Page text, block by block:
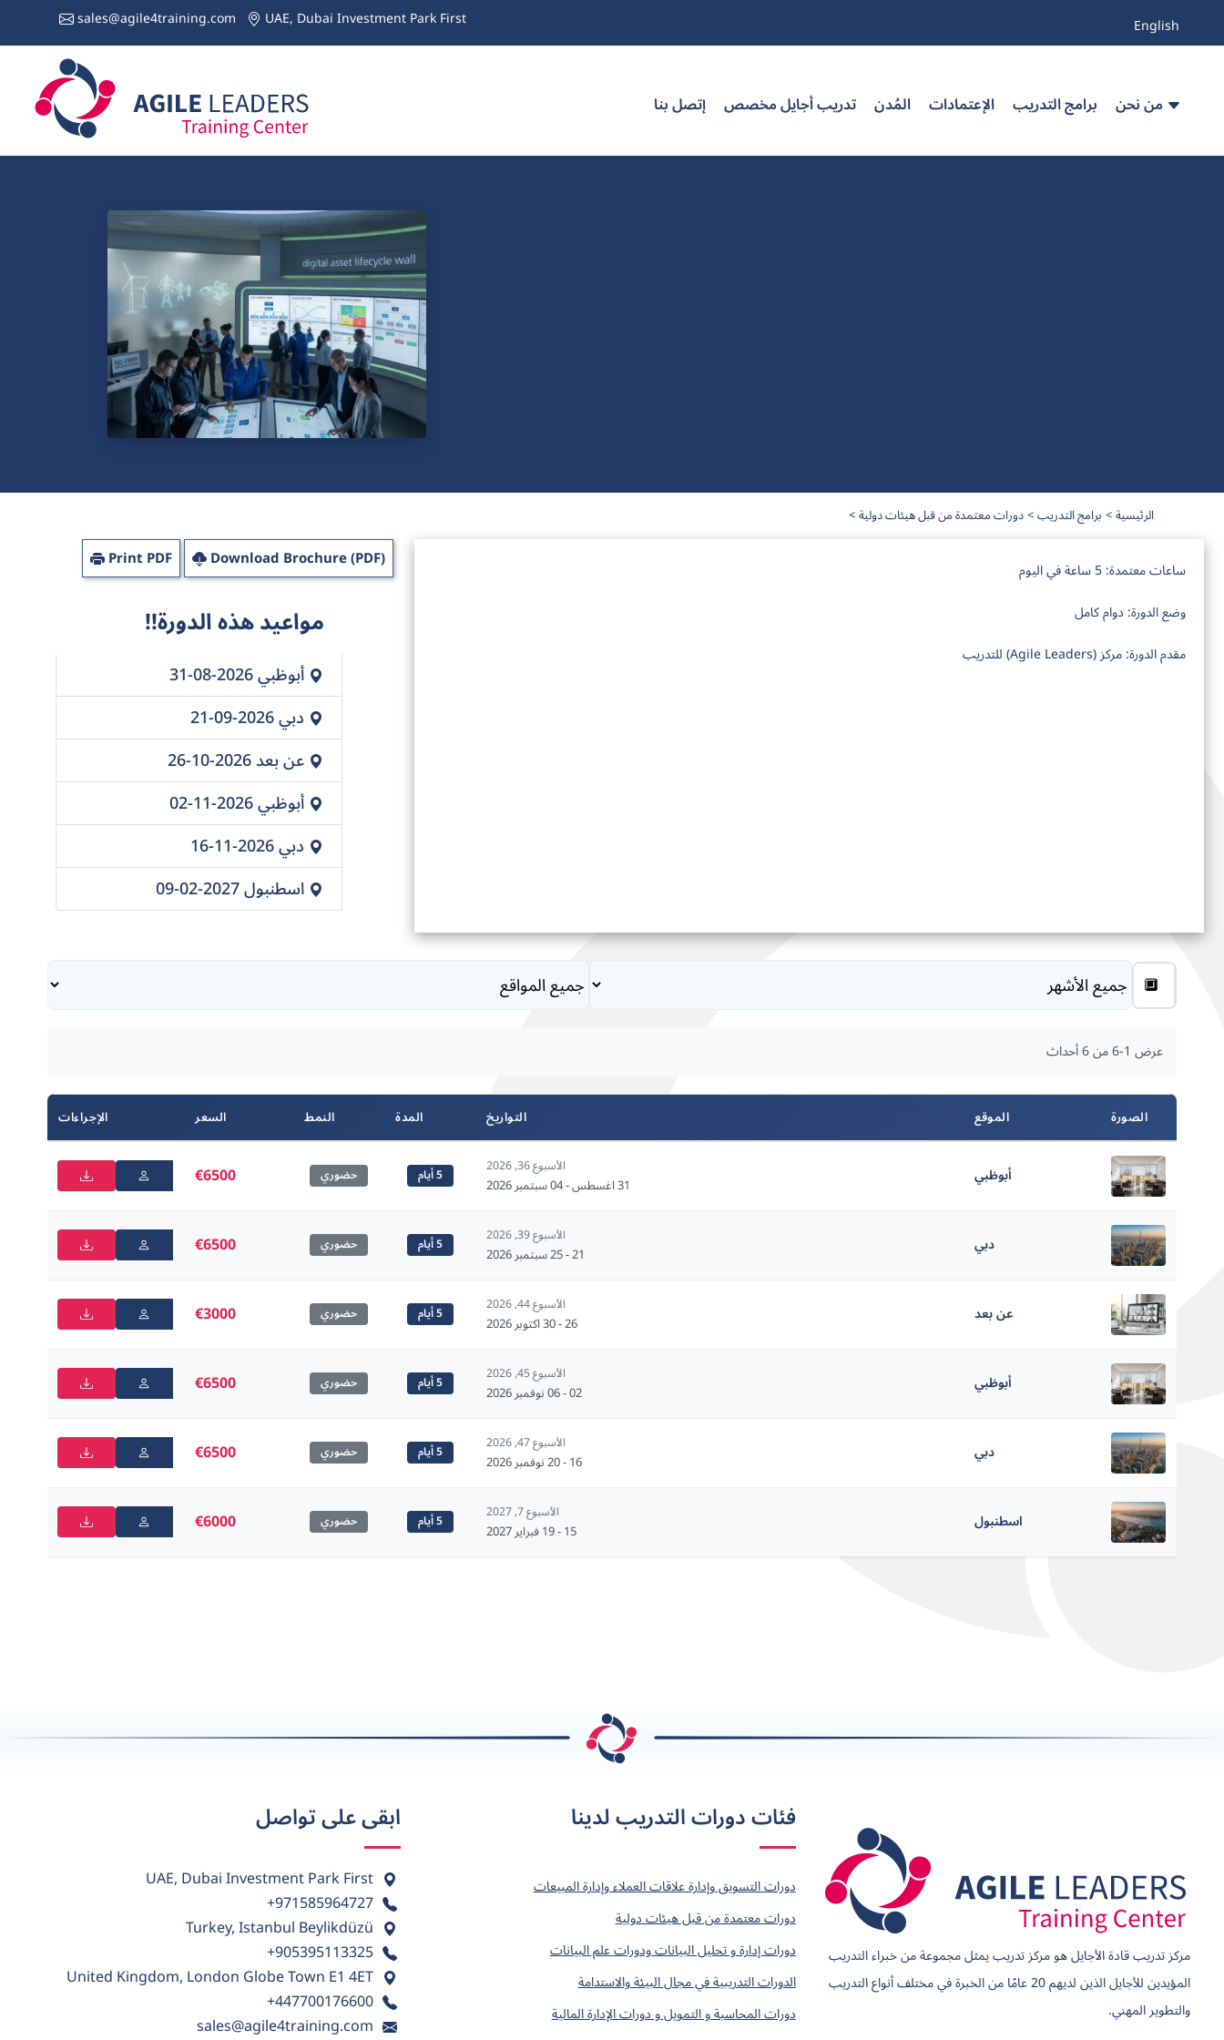
sales@agile4training.com UAE, Dubai Investment Park First English
برامج التدريب الإعتمادات المُدن تدريب أجايل مخصص إتصل بنا
الرئيسية برامج التدريب دورات معتمدة من قبل هيئات دولية
ساعات معتمدة:
وضع الدورة: دوام كامل
مقدم الدورة:مركز (Agile Leaders) للتدريب
Download Brochure (PDF)
Print PDF
مواعيد هذه الدورة!!
أبوظبي2026-08-31
دبي2026-09-21
عن بعد2026-10-26
أبوظبي2026-11-02
دبي2026-11-16
اسطنبول2027-02-09
🔲
≡
عرض 1-6 من 6 أحداث
الصورة الموقع التواريخ المدة النمط السعر الإجراءات
أبوظبي الأسبوع 36, 2026
31 اغسطس - 04 سبتمبر 2026 5 أيام حضوري €6500
دبي الأسبوع 39, 2026
21 - 25 سبتمبر 2026 5 أيام حضوري €6500
عن بعد الأسبوع 44, 2026
26 - 30 اكتوبر 2026 5 أيام حضوري €3000
أبوظبي الأسبوع 45, 2026
02 - 06 نوفمبر 2026 5 أيام حضوري €6500
دبي الأسبوع 47, 2026
16 - 20 نوفمبر 2026 5 أيام حضوري €6500
اسطنبول الأسبوع 7, 2027
15 - 19 فبراير 2027 5 أيام حضوري €6000
مركز تدريب قادة الأجايل هو مركز تدريب يمثل مجموعة من خبراء التدريب
المؤيدين للأجايل الذين لديهم 20 عامًا من الخبرة في مختلف أنواع التدريب
والتطوير المهني.
فئات دورات التدريب لدينا
دورات التسويق وإدارة علاقات العملاء وإدارة المبيعات
دورات معتمدة من قبل هيئات دولية
دورات إدارة و تحليل البيانات ودورات علم البيانات
الدورات التدريبية في مجال البيئة والاستدامة
دورات المحاسبة و التمويل و دورات الإدارة المالية
ابقى على تواصل
UAE, Dubai Investment Park First
+971585964727
Turkey, Istanbul Beylikdüzü
+905395113325
United Kingdom, London Globe Town E1 4ET
+447700176600
sales@agile4training.com